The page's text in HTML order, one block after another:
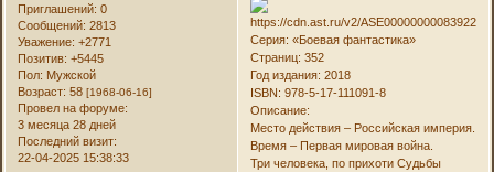
Приглашений: 0
Сообщений: 2813
Уважение: +2771
Позитив: +5445
Пол: Мужской
Возраст: 58[1968-06-16]
Провел на форуме:
3 месяца 28 дней
Последний визит:
22-04-2025 15:38:33
Серия: «Боевая фантастика»
Страниц: 352
Год издания: 2018
ISBN: 978-5-17-111091-8
Описание:
Место действия – Российская империя.
Время – Первая мировая война.
Три человека, по прихоти Судьбы